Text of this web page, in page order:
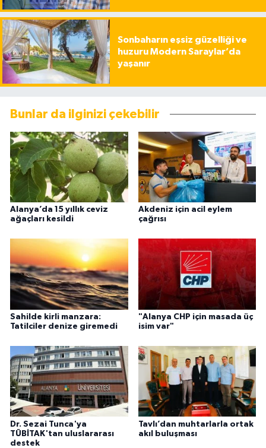
Sonbaharın eşsiz güzelliği ve
huzuru Modern Saraylar’da
yaşanır
Bunlar da ilginizi çekebilir
Alanya’da 15 yıllık ceviz
ağaçları kesildi
Akdeniz için acil eylem
çağrısı
Sahilde kirli manzara:
Tatilciler denize giremedi
"Alanya CHP için masada üç
isim var"
Dr. Sezai Tunca'ya
TÜBİTAK'tan uluslararası
destek
Tavlı’dan muhtarlarla ortak
akıl buluşması